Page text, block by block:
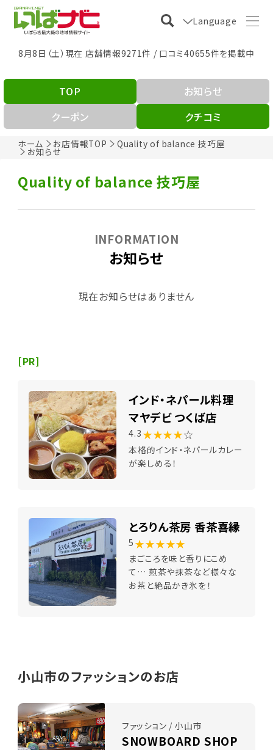
Language
8月8日（土）現在 店舗情報9271件 / 口コミ40655件を掲載中
ホーム お店情報TOP Quality of balance 技巧屋
お知らせ
TOP
お知らせ
クーポン
クチコミ
Quality of balance 技巧屋
お知らせ
INFORMATION
現在お知らせはありません
[PR]
インド・ネパール料理
マヤデビ つくば店
4.3 ★★★★☆
本格的インド・ネパールカレー
が楽しめる！
とろりん茶房 香茶喜縁
5 ★★★★★
まごころを味と香りにこめ
て… 煎茶や抹茶など様々な
お茶と絶品かき氷を！
小山市のファッションのお店
ファッション / 小山市
SNOWBOARD SHOP